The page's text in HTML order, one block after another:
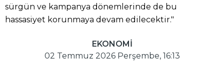
sürgün ve kampanya dönemlerinde de bu
hassasiyet korunmaya devam edilecektir."
EKONOMİ
02 Temmuz 2026 Perşembe, 16:13